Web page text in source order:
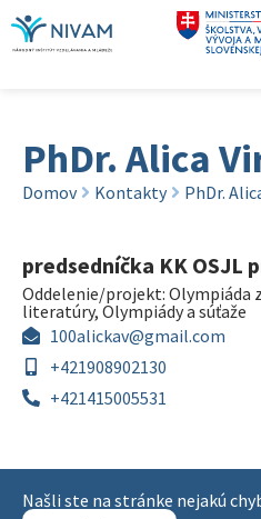
PhDr. Alica
Domov Kontakty PhDr.
predsedníčka KK OSJL
Oddelenie/projekt: Olympiáda
literatúry, Olympiády a súťaže
100alickav@gmail.com
+421908902130
+421415005531
Našli ste na stránke nejakú